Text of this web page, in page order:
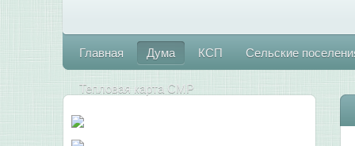
Главная Дума КСП Сельские
Тепловая карта СМР